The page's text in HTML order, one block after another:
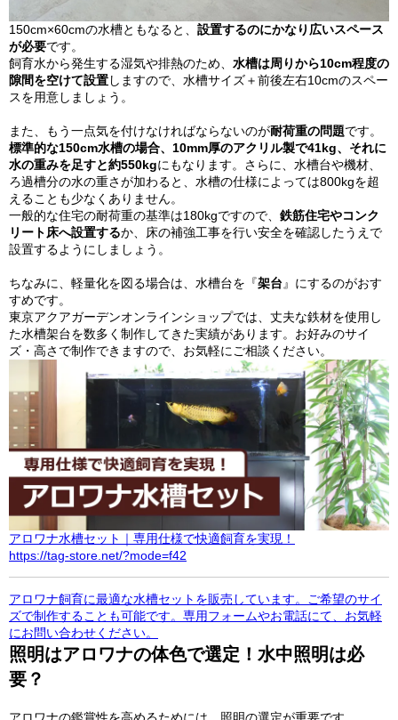
150cm×60cmの水槽ともなると、 設置するのにかなり広いスペース
が必要です。
飼育水から発生する湿気や排熱のため、 水槽は周りから10cm程度の
隙間を空けて設置しますので、水槽サイズ＋前後左右10cmのスペー
スを用意しましょう。
また、もう一点気を付けなければならないのが耐荷重の問題です。
標準的な150cm水槽の場合、10mm厚のアクリル製で41kg、それに
水の重みを足すと約550kgにもなります。さらに、水槽台や機材、
ろ過槽分の水の重さが加わると、水槽の仕様によっては800kgを超
えることも少なくありません。
一般的な住宅の耐荷重の基準は180kgですので、 鉄筋住宅やコンク
リート床へ設置するか、床の補強工事を行い安全を確認したうえで
設置するようにしましょう。
ちなみに、軽量化を図る場合は、水槽台を『架台 』にするのがおす
すめです。
東京アクアガーデンオンラインショップでは、丈夫な鉄材を使用し
た水槽架台を数多く制作してきた実績があります。お好みのサイ
ズ・高さで制作できますので、お気軽にご相談ください。
アロワナ水槽セット｜専用仕様で快適飼育を実現！
https://tag-store.net/?mode=f42
アロワナ飼育に最適な水槽セットを販売しています。ご希望のサイ
ズで制作することも可能です。専用フォームやお電話にて、お気軽
にお問い合わせください。
照明はアロワナの体色で選定！水中照明は必
要？